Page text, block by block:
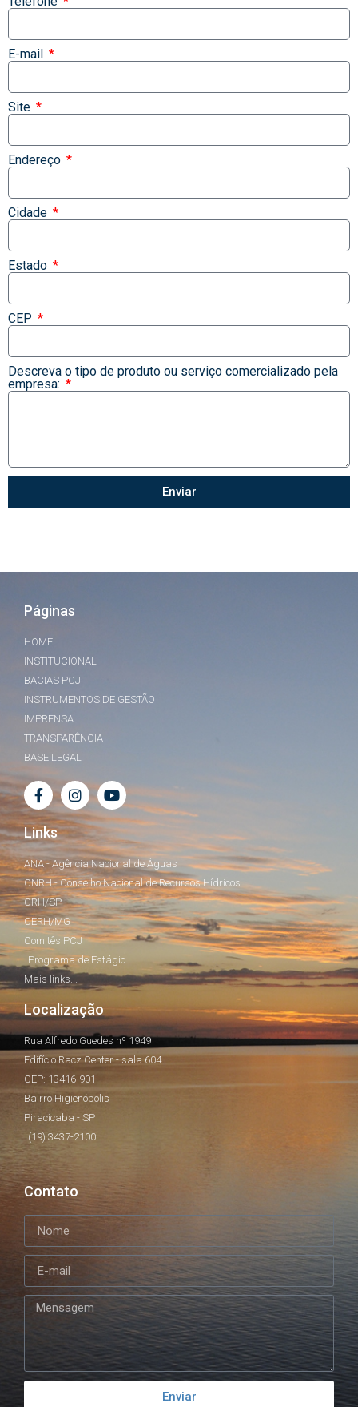
E-mail
Site
Endereço
Cidade
Estado
CEP
Descreva o tipo de produto ou serviço comercializado pela
empresa:
Enviar
Páginas
HOME
INSTITUCIONAL
BACIAS PCJ
INSTRUMENTOS DE GESTÃO
IMPRENSA
TRANSPARÊNCIA
BASE LEGAL
Links
ANA - Agência Nacional de Águas
CNRH - Conselho Nacional de Recursos Hídricos
CRH/SP
CERH/MG
Comitês PCJ
Programa de Estágio
Mais links...
Localização
Rua Alfredo Guedes nº 1949
Edifício Racz Center - sala 604
CEP: 13416-901
Bairro Higienópolis
Piracicaba - SP
(19) 3437-2100
Contato
Enviar